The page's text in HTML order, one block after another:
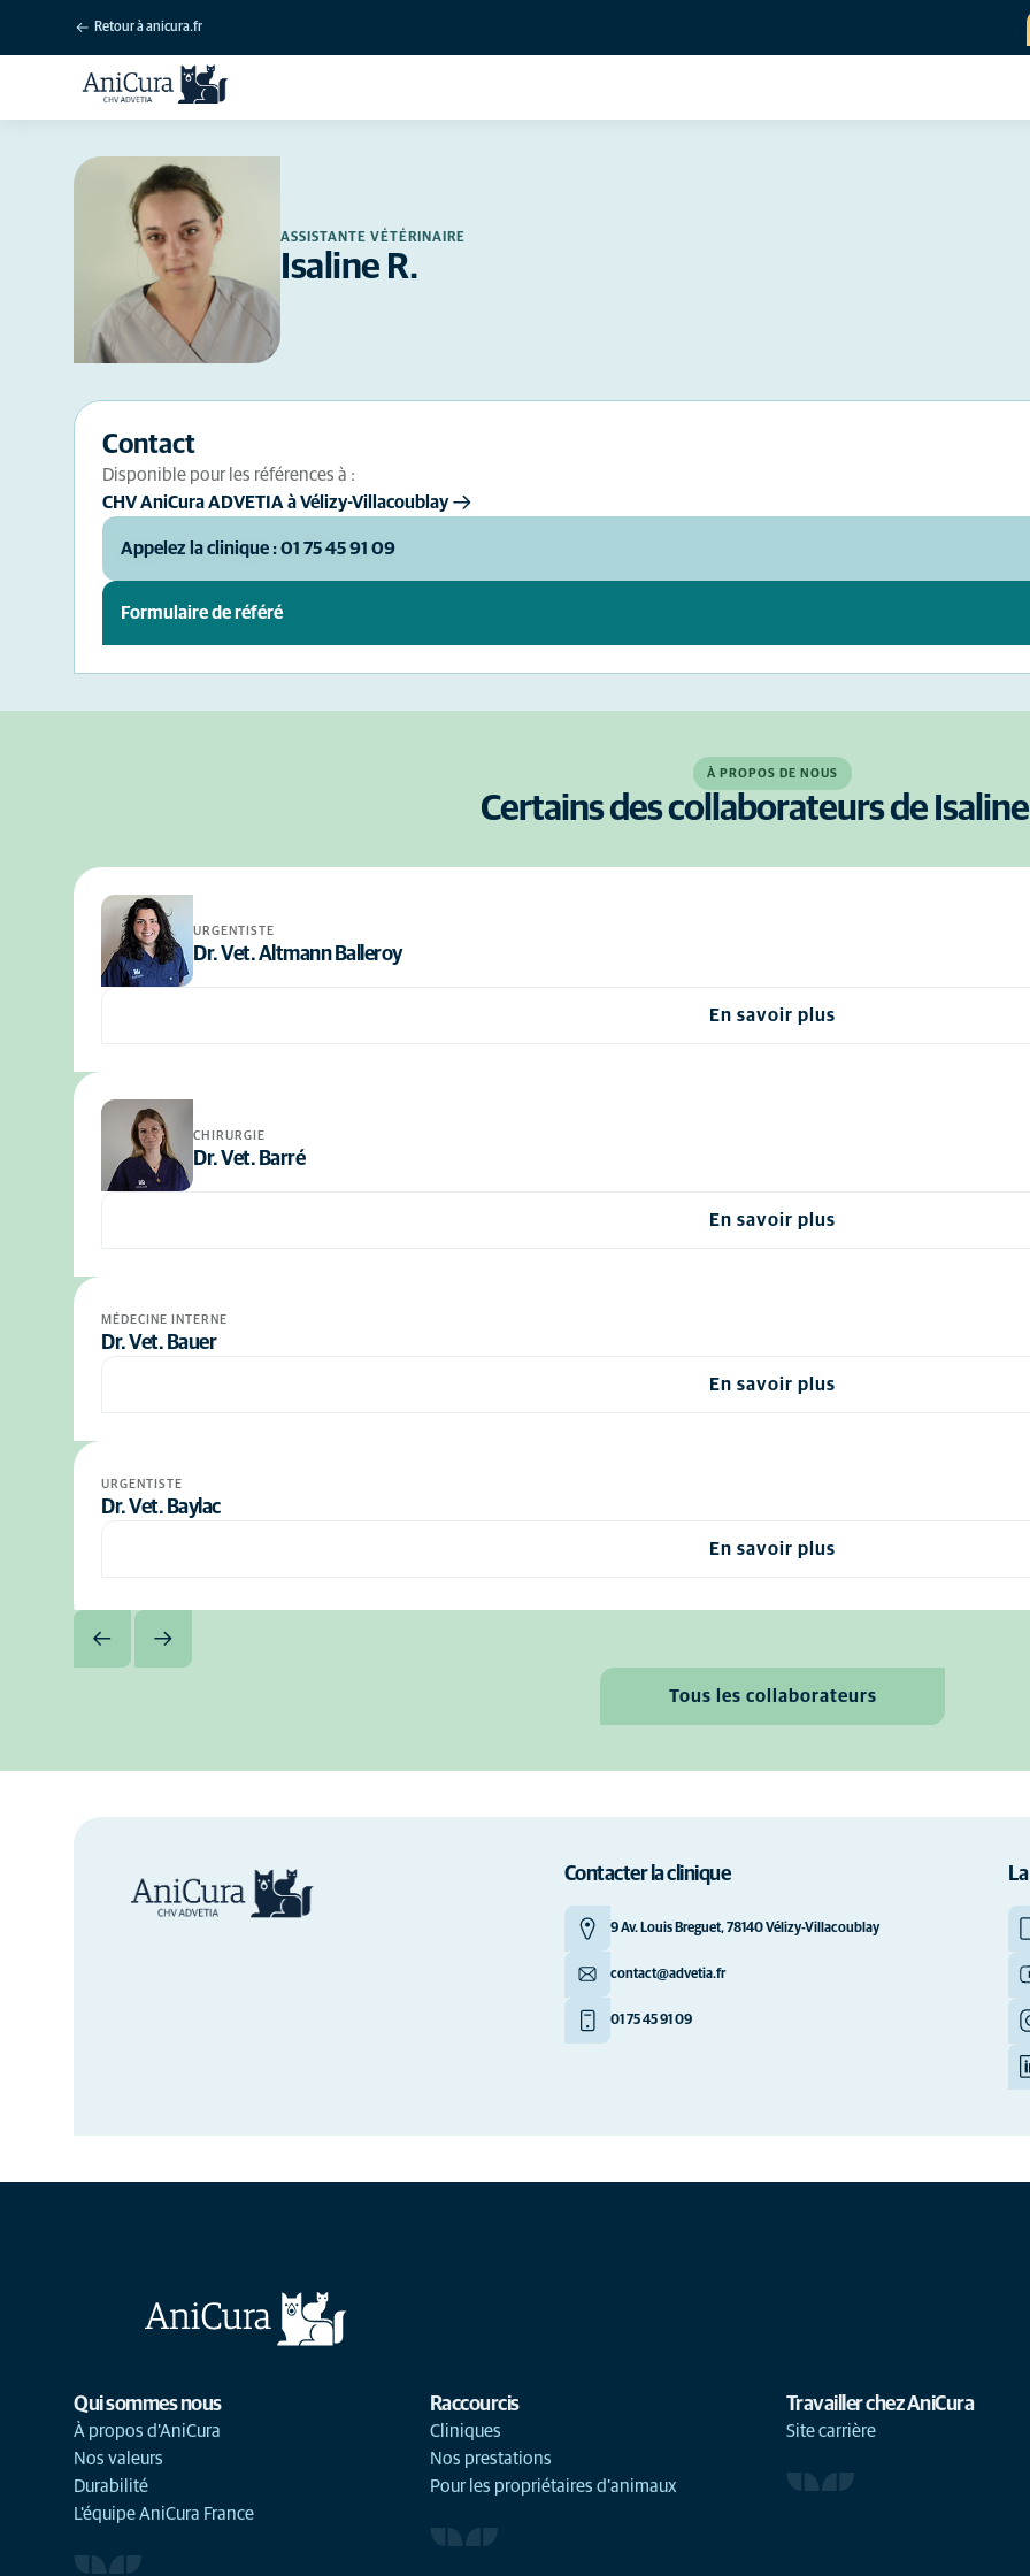
Retour à anicura.fr
ASSISTANTE VÉTÉRINAIRE
Isaline R.
Contact
Disponible pour les références à :
CHV AniCura ADVETIA à Vélizy-Villacoublay
Appelez la clinique : 01 75 45 91 09
Formulaire de référé
À PROPOS DE NOUS
Certains des collaborateurs de
URGENTISTE
Dr. Vet. Altmann Balleroy
En savoir plus
CHIRURGIE
Dr. Vet. Barré
En savoir plus
MÉDECINE INTERNE
Dr. Vet. Bauer
En savoir plus
URGENTISTE
Dr. Vet. Baylac
En savoir plus
Tous les collaborateurs
Contacter la clinique
9 Av. Louis Breguet, 78140 Vélizy-Villacoublay
contact@advetia.fr
01 75 45 91 09
Qui sommes nous
À propos d'AniCura
Nos valeurs
Durabilité
L'équipe AniCura France
Raccourcis
Cliniques
Nos prestations
Pour les propriétaires d'animaux
Travailler chez AniCura
Site carrière